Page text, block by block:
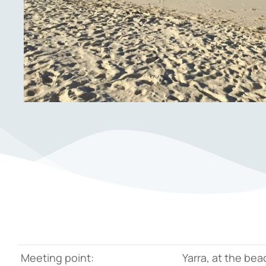
Meeting point: Yarra, at the